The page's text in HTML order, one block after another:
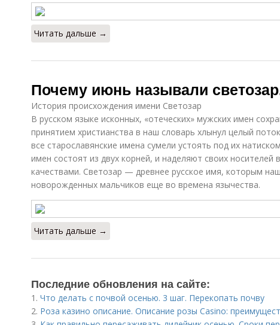
Читать дальше →
Почему июнь называли
История происхождения имени Светозар
В русском языке исконных, «отеческих» мужских имен
принятием христианства в наш словарь хлынул целый
все старославянские имена сумели устоять под их
имен состоят из двух корней, и наделяют своих носителей
качествами. Светозар — древнее русское имя, которым
новорожденных мальчиков еще во времена язычества.
Читать дальше →
Последние обновления на сайте:
1. Что делать с почвой осенью. 3 шаг. Перекопать почву
2. Роза казино описание. Описание розы Casino: